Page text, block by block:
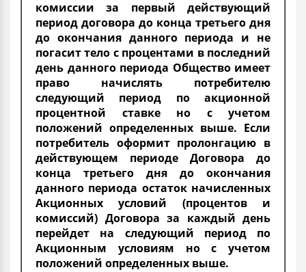
комиссии за первый действующий
период договора до конца третьего дня
до окончания данного периода и не
погасит тело с процентами в последний
день данного периода Общество имеет
право начислять потребителю
следующий период по акционной
процентной ставке но с учетом
положений определенных выше. Если
потребитель оформит пролонгацию в
действующем периоде Договора до
конца третьего дня до окончания
данного периода остаток начисленных
Акционных условий (процентов и
комиссий) Договора за каждый день
перейдет на следующий период по
Акционным условиям но с учетом
положений определенных выше.